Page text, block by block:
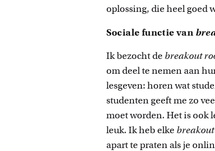
oplossing, die heel goed
Sociale functie van
Ik bezocht de breakout
om deel te nemen aan
lesgeven: horen wat
studenten geeft me zo
moet worden. Het is ook
leuk. Ik heb elke
apart te praten als je